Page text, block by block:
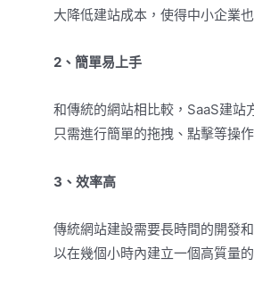
大降低建站成本，使得中小企業
2、簡單易上手
和傳統的網站相比較，SaaS建站
只需進行簡單的拖拽、點擊等操
3、效率高
傳統網站建設需要長時間的開發
以在幾個小時內建立一個高質量